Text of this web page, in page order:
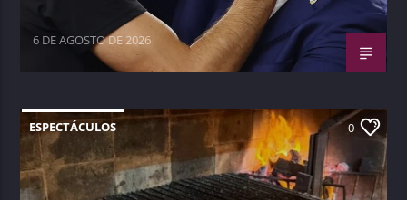
6 DE AGOSTO DE 2026
ESPECTÁCULOS 0